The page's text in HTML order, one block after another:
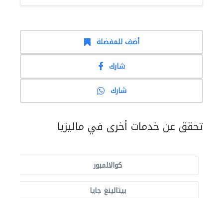
أضف للمفضلة
شارك
شارك
تحقق عن خدمات أخرى في ماليزيا
كوالالمبور
بيتالينغ جايا